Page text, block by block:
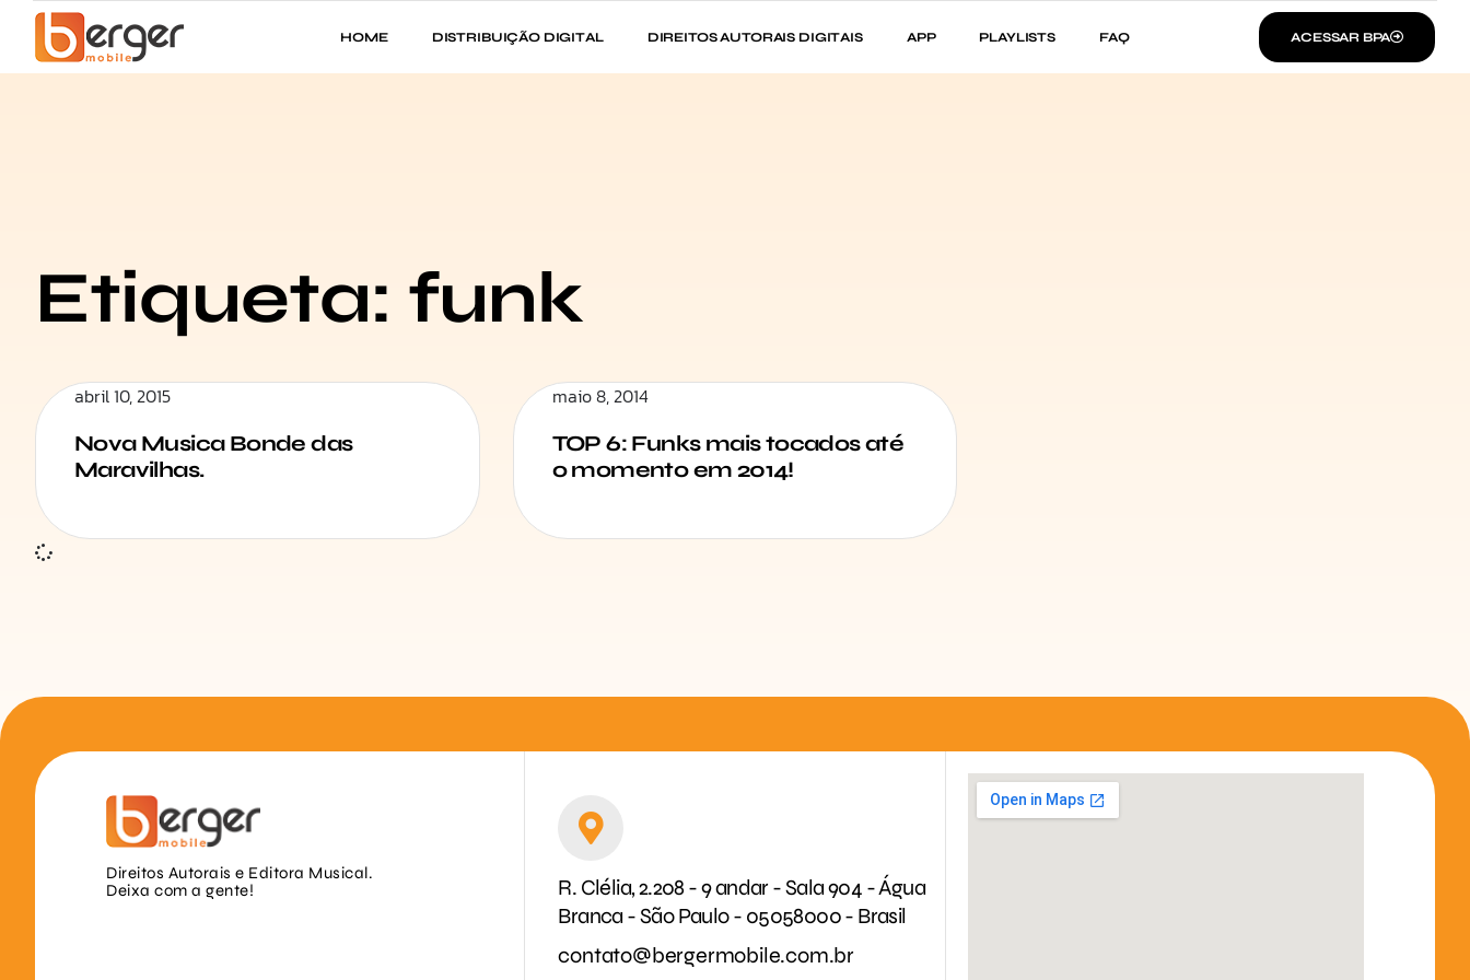
HOME DISTRIBUIÇÃO DIGITAL DIREITOS AUTORAIS DIGITAIS APP PLAYLISTS FAQ ACESSAR BPA
Etiqueta: funk
abril 10, 2015
Nova Musica Bonde das
Maravilhas.
maio 8, 2014
TOP 6: Funks mais tocados até
o momento em 2014!
Direitos Autorais e Editora Musical.
Deixa com a gente!
R. Clélia, 2.208 - 9 andar - Sala 904 - Água
Branca - São Paulo - 05058000 - Brasil
contato@bergermobile.com.br